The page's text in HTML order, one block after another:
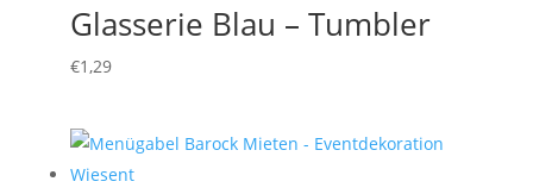
Glasserie Blau – Tumbler
€1,29